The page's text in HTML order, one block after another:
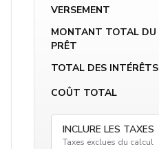
VERSEMENT
MONTANT TOTAL DU
PRÊT
TOTAL DES INTÉRÊTS
COÛT TOTAL
INCLURE LES TAXES
Taxes exclues du calcul